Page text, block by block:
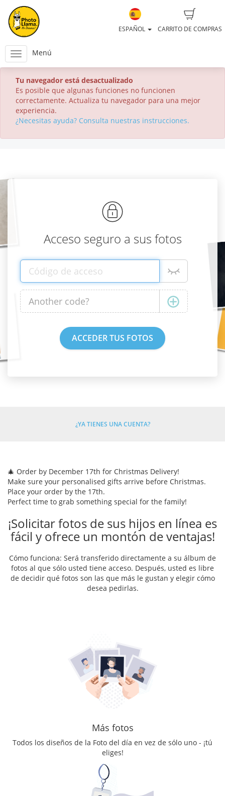
CARRITO DE COMPRAS
ESPAÑOL
Menú
Tu navegador está desactualizado
Es posible que algunas funciones no funcionen
correctamente. Actualiza tu navegador para una mejor
experiencia.
¿Necesitas ayuda? Consulta nuestras instrucciones.
Acceso seguro a sus fotos
¿YA TIENES UNA CUENTA?
🎄 Order by December 17th for Christmas Delivery!
Make sure your personalised gifts arrive before Christmas.
Place your order by the 17th.
Perfect time to grab something special for the family!
¡Solicitar fotos de sus hijos en línea es
fácil y ofrece un montón de ventajas!
Cómo funciona: Será transferido directamente a su álbum de
fotos al que sólo usted tiene acceso. Después, usted es libre
de decidir qué fotos son las que más le gustan y elegir cómo
desea pedirlas.
Más fotos
Todos los diseños de la Foto del día en vez de sólo uno - ¡tú
eliges!